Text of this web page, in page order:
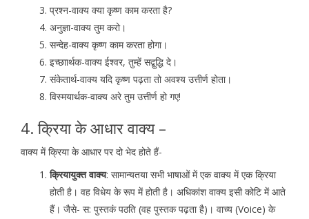
प्रश्न-वाक्य क्या कृष्ण काम करता है?
अनुज्ञा-वाक्य तुम करो।
सन्देह-वाक्य कृष्ण काम करता होगा।
इच्छाार्थक-वाक्य ईश्वर, तुम्हें सद्बुद्धि दे।
संकेतार्थ-वाक्य यदि कृष्ण पढ़ता तो अवश्य उत्तीर्ण होता।
विस्मयार्थक-वाक्य अरे तुम उत्तीर्ण हो गए!
4. क्रिया के आधार वाक्य –
वाक्य में क्रिया के आधार पर दो भेद होते हैं-
क्रियायुक्त वाक्य: सामान्यतया सभी भाषाओं में एक वाक्य में एक क्रिया
होती है। वह विधेय के रूप में होती है। अधिकांश वाक्य इसी कोटि में आते
हैं। जैसे- स: पुस्तकं पठति (वह पुस्तक पढ़ता है)। वाच्य (Voice) के